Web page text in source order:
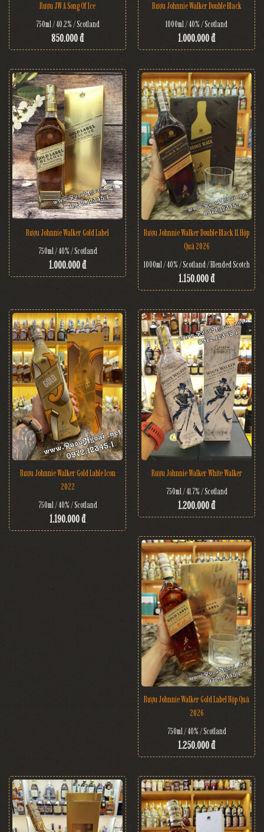
Rượu JW A Song Of Ice
750ml / 40.2% / Scotland
850.000 đ
Rượu Johnnie Walker Double Black
1000ml / 40% / Scotland
1.000.000 đ
Rượu Johnnie Walker Gold Label
750ml / 40% / Scotland
1.000.000 đ
Rượu Johnnie Walker Double Black 1L Hộp
Quà 2026
1000ml / 40% / Scotland / Blended Scotch
1.150.000 đ
Rượu Johnnie Walker Gold Lable Icon
2022
750ml / 40% / Scotland
1.190.000 đ
Rượu Johnnie Walker White Walker
750ml / 41.7% / Scotland
1.200.000 đ
Rượu Johnnie Walker Gold Label Hộp Quà
2026
750ml / 40% / Scotland
1.250.000 đ